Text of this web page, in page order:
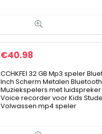
€40.98
CCHKFEI 32 GB Mp3 speler
Inch Scherm Metalen Bluetooth
Muziekspelers met luidspreker
Voice recorder voor Kids
Volwassen mp4 speler